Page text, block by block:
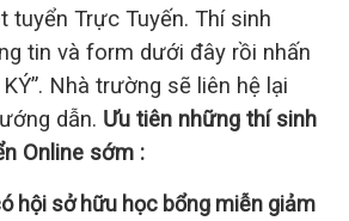
tuyển Trực Tuyến. Thí sinh
tin và form dưới đây rồi nhấn
Nhà trường sẽ liên hệ lại
dẫn. Ưu tiên những thí sinh
Online sớm :
hội sở hữu học bổng miễn giảm